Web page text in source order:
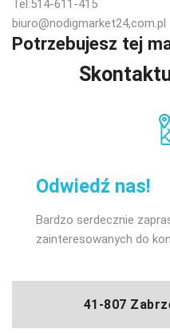
Tel:514-611-415
biuro@nodigmarket24,com.pl
Potrzebujesz tej
Odwiedź nas!
Bardzo serdecznie
zainteresowanych do
41-807